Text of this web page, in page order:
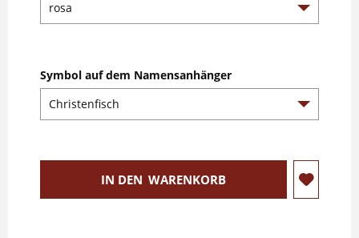
Symbol auf dem Namensanhänger
IN DEN WARENKORB